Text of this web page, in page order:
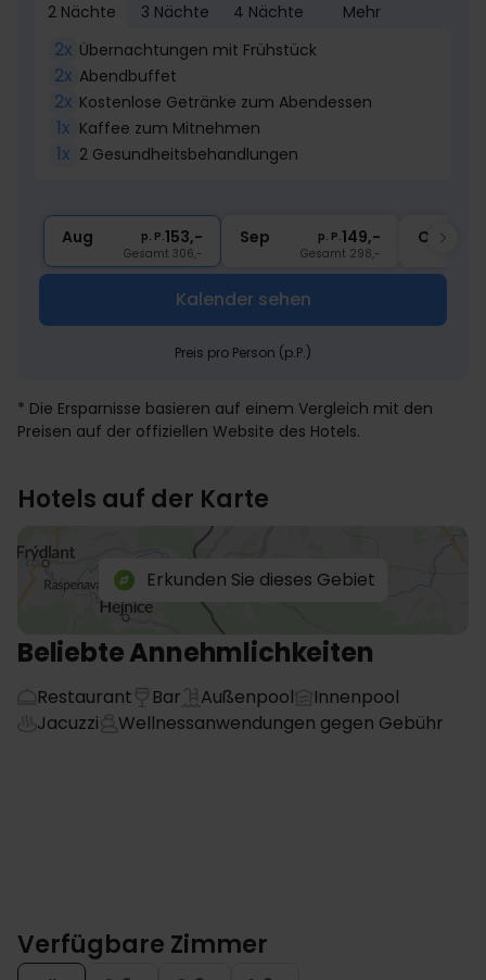
2 Nächte 3 Nächte 4 Nächte Mehr
2x Übernachtungen mit Frühstück
2x Abendbuffet
2x Kostenlose Getränke zum Abendessen
1x Kaffee zum Mitnehmen
1x 2 Gesundheitsbehandlungen
Aug p. P.153,-
Gesamt 306,-
Sep p. P.149,-
Gesamt 298,-
Okt
Kalender sehen
Preis pro Person (p.P.)
* Die Ersparnisse basieren auf einem Vergleich mit den
Preisen auf der offiziellen Website des Hotels.
Hotels auf der Karte
Erkunden Sie dieses Gebiet
Beliebte Annehmlichkeiten
Restaurant Bar Außenpool
Innenpool
Jacuzzi
Wellnessanwendungen gegen Gebühr
Verfügbare Zimmer